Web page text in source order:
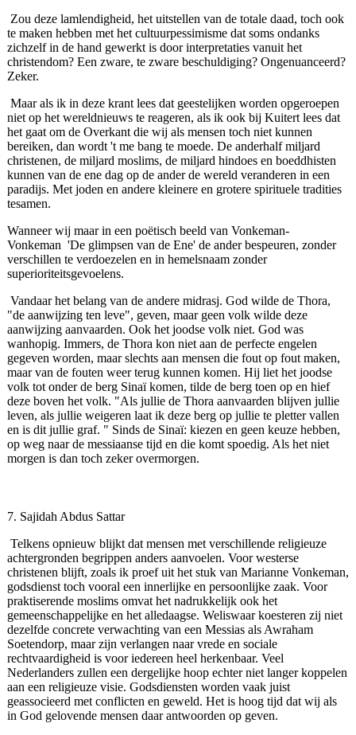
Zou deze lamlendigheid, het uitstellen van de totale daad, toch ook
te maken hebben met het cultuurpessimisme dat soms ondanks
zichzelf in de hand gewerkt is door interpretaties vanuit het
christendom? Een zware, te zware beschuldiging? Ongenuanceerd?
Zeker.
Maar als ik in deze krant lees dat geestelijken worden opgeroepen
niet op het wereldnieuws te reageren, als ik ook bij Kuitert lees dat
het gaat om de Overkant die wij als mensen toch niet kunnen
bereiken, dan wordt 't me bang te moede. De anderhalf miljard
christenen, de miljard moslims, de miljard hindoes en boeddhisten
kunnen van de ene dag op de ander de wereld veranderen in een
paradijs. Met joden en andere kleinere en grotere spirituele tradities
tesamen.
Wanneer wij maar in een poëtisch beeld van Vonkeman-
Vonkeman 'De glimpsen van de Ene' de ander bespeuren, zonder
verschillen te verdoezelen en in hemelsnaam zonder
superioriteitsgevoelens.
Vandaar het belang van de andere midrasj. God wilde de Thora,
"de aanwijzing ten leve", geven, maar geen volk wilde deze
aanwijzing aanvaarden. Ook het joodse volk niet. God was
wanhopig. Immers, de Thora kon niet aan de perfecte engelen
gegeven worden, maar slechts aan mensen die fout op fout maken,
maar van de fouten weer terug kunnen komen. Hij liet het joodse
volk tot onder de berg Sinaï komen, tilde de berg toen op en hief
deze boven het volk. "Als jullie de Thora aanvaarden blijven jullie
leven, als jullie weigeren laat ik deze berg op jullie te pletter vallen
en is dit jullie graf. " Sinds de Sinaï: kiezen en geen keuze hebben,
op weg naar de messiaanse tijd en die komt spoedig. Als het niet
morgen is dan toch zeker overmorgen.
7. Sajidah Abdus Sattar
Telkens opnieuw blijkt dat mensen met verschillende religieuze
achtergronden begrippen anders aanvoelen. Voor westerse
christenen blijft, zoals ik proef uit het stuk van Marianne Vonkeman,
godsdienst toch vooral een innerlijke en persoonlijke zaak. Voor
praktiserende moslims omvat het nadrukkelijk ook het
gemeenschappelijke en het alledaagse. Weliswaar koesteren zij niet
dezelfde concrete verwachting van een Messias als Awraham
Soetendorp, maar zijn verlangen naar vrede en sociale
rechtvaardigheid is voor iedereen heel herkenbaar. Veel
Nederlanders zullen een dergelijke hoop echter niet langer koppelen
aan een religieuze visie. Godsdiensten worden vaak juist
geassocieerd met conflicten en geweld. Het is hoog tijd dat wij als
in God gelovende mensen daar antwoorden op geven.